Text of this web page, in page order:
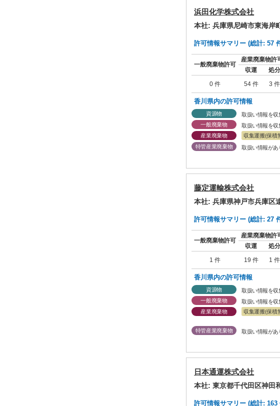
浜田化学株式会社
本社: 兵庫県尼崎市東海岸
許可情報サマリー (総計: 57
一般廃棄物許可
産業廃棄物許
収運
処分
0 件
54 件 3 件
香川県内の許可情報
資源物
取扱い情報を収
一般廃棄物
取扱い情報を収
産業廃棄物
収集運搬(保積
特管産業廃棄物
取扱い情報があ
藤定運輸株式会社
本社: 兵庫県神戸市兵庫区
許可情報サマリー (総計: 27
一般廃棄物許可
産業廃棄物許
収運
処分
1 件
19 件 1 件
香川県内の許可情報
資源物
取扱い情報を収
一般廃棄物
取扱い情報を収
産業廃棄物
収集運搬(保積
特管産業廃棄物
取扱い情報があ
日本通運株式会社
本社: 東京都千代田区神田
許可情報サマリー (総計: 163